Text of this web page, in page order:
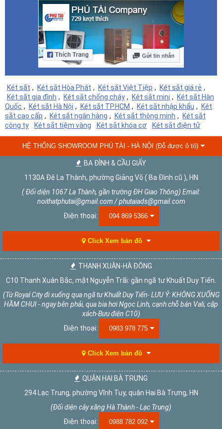
Két sắt , Két sắt Hòa Phát , Két sắt Việt Tiệp , Két sắt giá rẻ ,
Két sắt gia đình , Két sắt chống cháy , Két sắt mini , Két sắt Hàn
Quốc , Két sắt Hà Nội , Két sắt TP.HCM , Két sắt nhập khẩu , Két
sắt cao cấp , Két sắt ngân hàng , Két sắt thông minh , Két sắt
công ty
Két sắt tiệm vàng Két sắt khóa cơ Két sắt điện tử
HỆ THỐNG SHOWROOM PHÚ TÀI - HÀ NỘI (Đỗ được ô tô)
BA ĐÌNH & CẦU GIẤY
1130A Đê La Thành, phường Giảng Võ ( Ba Đình cũ ), HN
( Đối diện 1067 La Thành, gần trường ĐH Giao Thông) Email:
noithatphutai@gmail.com / phutaiads@gmail.com
Điện thoại:
094 869 5366
Click Xem bản đồ
THANH XUÂN-HÀ ĐÔNG
C10 Thanh Xuân Bắc, mặt Nguyễn Trãi: gần ngã tư Khuất Duy Tiến.
(Từ Royal City đi xuống qua ngã tư Khuất Duy Tiến- LƯU Ý: KHÔNG XUỐNG
HẦM CHUI - ngay bên phải, qua bia hơi Ngọc Linh, cạnh chỗ bán Vali, cặp
xách-Bưu điện C10)
Điện thoại:
0983 978 775
Click Xem bản đồ
QUẬN HAI BÀ TRƯNG
294 Lạc Trung, phường Vĩnh Tuy, quận Hai Bà Trưng, HN
(Đối diện cây xăng Hà Thành - Lạc Trung)
Điện thoại:
0988 782 092